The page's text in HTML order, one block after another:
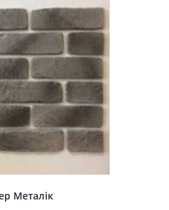
Металік